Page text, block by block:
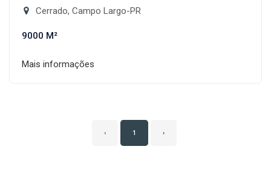
Cerrado, Campo Largo-PR
9000 M²
Mais informações
‹ 1 ›